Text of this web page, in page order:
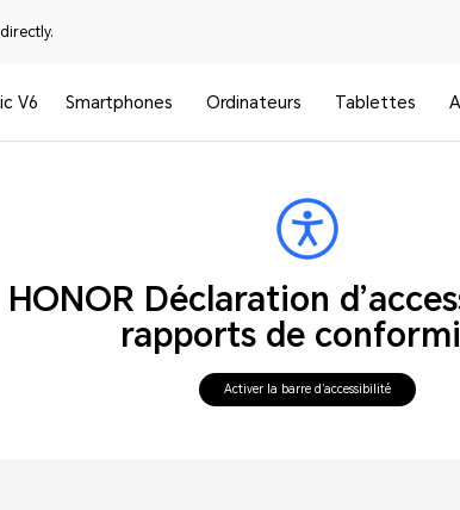
V6 Smartphones Ordinateurs Tablettes
HONOR Déclaration
rapports de
Activer la barre d’accessibilité